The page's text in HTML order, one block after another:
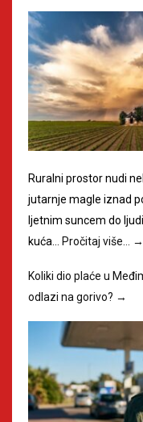
Ruralni prostor nudi
jutarnje magle iznad
ljetnim suncem do
kuća…
Pročitaj više… →
Koliki dio plaće u
odlazi na gorivo? →